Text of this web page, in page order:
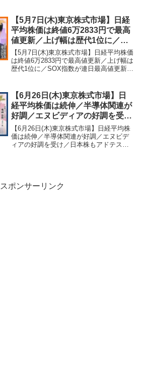
【日経CNBC】マーケット・経済専門チ
ャンネル「日...
【5月7日(木)東京株式市場】日経
平均株価は終値6万2833円で最高
値更新／上げ幅は歴代1位に／
SOX指数が連日最高値更新受け、
半導体関連が大幅上昇／日経平均
は25日移動平均線との上方乖離率
【5月7日(木)東京株式市場】日経平均株価
は終値6万2833円で最高値更新／上げ幅は
歴代1位に／SOX指数が連日最高値更新受
【日経CNBC】マーケット・経済専門チ
ャン...
【6月26日(木)東京株式市場】日
経平均株価は続伸／半導体関連が
好調／エヌビディアの好調を受け
／日本株もアドテストが上場来高
／7月9日の関税猶予措置後に警戒
／カプコンも9期連続最高益を見
【6月26日(木)東京株式市場】日経平均株
価は続伸／半導体関連が好調／エヌビデ
ィアの好調を受け／日本株もアドテスト
スポンサーリンク